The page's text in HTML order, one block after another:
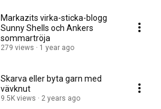
Markazits virka-sticka-blogg
Sunny Shells och Ankers
sommartröja
279 views 1 year ago
Skarva eller byta garn med
vävknut
9.5K views 2 years ago